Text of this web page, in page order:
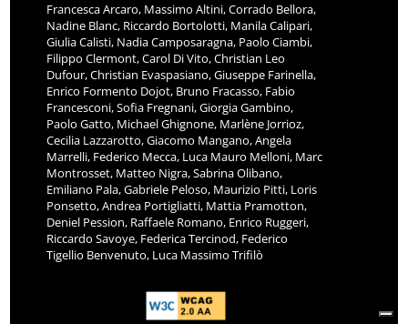
Francesca Arcaro, Massimo Altini, Corrado Bellora,
Nadine Blanc, Riccardo Bortolotti, Manila Calipari,
Giulia Calisti, Nadia Camposaragna, Paolo Ciambi,
Filippo Clermont, Carol Di Vito, Christian Leo
Dufour, Christian Evaspasiano, Giuseppe Farinella,
Enrico Formento Dojot, Bruno Fracasso, Fabio
Francesconi, Sofia Fregnani, Giorgia Gambino,
Paolo Gatto, Michael Ghignone, Marlène Jorrioz,
Cecilia Lazzarotto, Giacomo Mangano, Angela
Marrelli, Federico Mecca, Luca Mauro Melloni, Marc
Montrosset, Matteo Nigra, Sabrina Olibano,
Emiliano Pala, Gabriele Peloso, Maurizio Pitti, Loris
Ponsetto, Andrea Portigliatti, Mattia Pramotton,
Deniel Pession, Raffaele Romano, Enrico Ruggeri,
Riccardo Savoye, Federica Tercinod, Federico
Tigellio Benvenuto, Luca Massimo Trifilò